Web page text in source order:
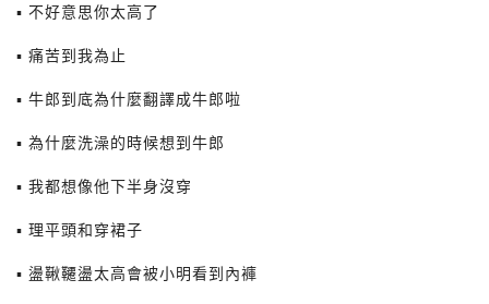
▪ 不好意思你太高了
▪ 痛苦到我為止
▪ 牛郎到底為什麼翻譯成牛郎啦
▪ 為什麼洗澡的時候想到牛郎
▪ 我都想像他下半身沒穿
▪ 理平頭和穿裙子
▪ 盪鞦韆盪太高會被小明看到內褲